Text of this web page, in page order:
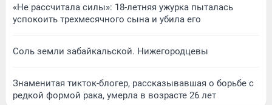
«Не рассчитала силы»: 18-летняя ужурка пыталась
успокоить трехмесячного сына и убила его
Соль земли забайкальской. Нижегородцевы
Знаменитая тикток-блогер, рассказывавшая о борьбе с
редкой формой рака, умерла в возрасте 26 лет